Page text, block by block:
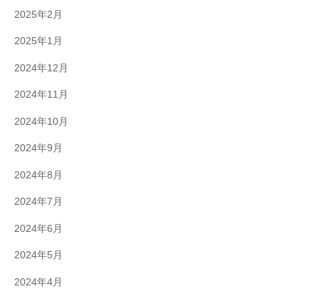
2025年2月
2025年1月
2024年12月
2024年11月
2024年10月
2024年9月
2024年8月
2024年7月
2024年6月
2024年5月
2024年4月